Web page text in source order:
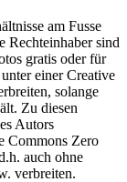
am Fusse
Rechteinhaber sind
gratis oder für
einer Creative
solange
Zu diesen
Autors
Commons Zero
auch ohne
verbreiten.